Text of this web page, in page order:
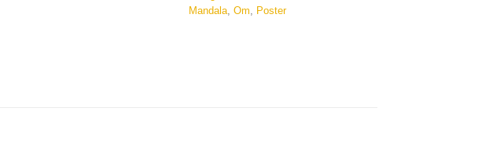
Mandala, Om, Poster